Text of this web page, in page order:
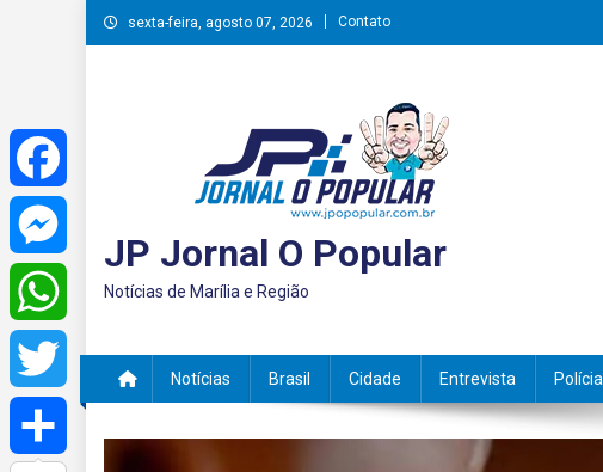
Skip
to
sexta-feira, agosto 07, 2026 Contato
JP Jornal O Popular
Notícias de Marília e Região
Notícias Brasil Cidade Entrevista Polícia
Facebook
Messenger
WhatsApp
Twitter